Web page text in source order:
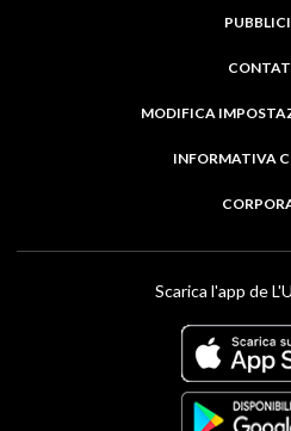
MODIFICA
INFORMATIVA
Scarica l'app de